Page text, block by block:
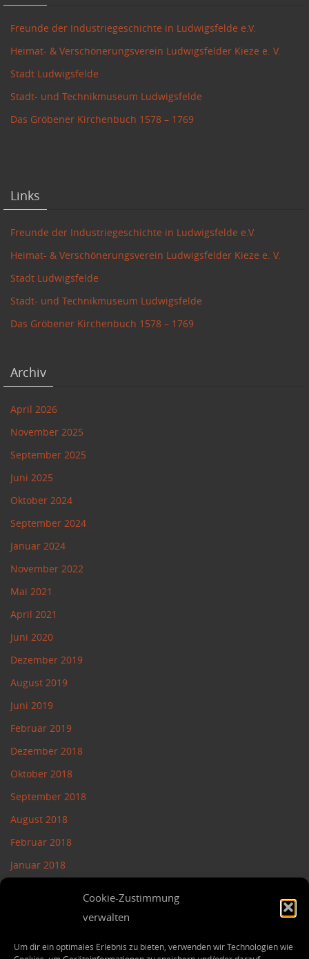
Cookie-Zustimmung
verwalten
Um dir ein optimales Erlebnis zu bieten, verwenden wir Technologien wie
Freunde der Industriegeschichte in Ludwigsfelde e.V.
Heimat- & Verschönerungsverein Ludwigsfelder Kieze e. V.
Stadt Ludwigsfelde
Stadt- und Technikmuseum Ludwigsfelde
Das Gröbener Kirchenbuch 1578 – 1769
Links
Freunde der Industriegeschichte in Ludwigsfelde e.V.
Heimat- & Verschönerungsverein Ludwigsfelder Kieze e. V.
Stadt Ludwigsfelde
Stadt- und Technikmuseum Ludwigsfelde
Das Gröbener Kirchenbuch 1578 – 1769
Archiv
April 2026
November 2025
September 2025
Juni 2025
Oktober 2024
September 2024
Januar 2024
November 2022
Mai 2021
April 2021
Juni 2020
Dezember 2019
August 2019
Juni 2019
Februar 2019
Dezember 2018
Oktober 2018
September 2018
August 2018
Februar 2018
Januar 2018
März 2017